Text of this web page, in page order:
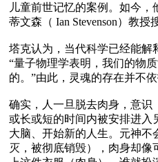
儿童前世记忆的案例。如今
蒂文森（ Ian Stevenson）教授
塔克认为，当代科学已经能解
“量子物理学表明，我们的物
的。”由此，灵魂的存在并不依
确实，人一旦脱去肉身，意识
或长或短的时间内被安排进入
大脑、开始新的人生。元神不
灭，被彻底销毁），肉身却